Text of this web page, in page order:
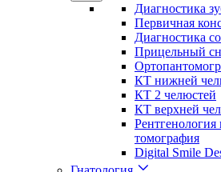
Диагностика
Первичная
Диагностика
Прицельный
КТ нижней
КТ 2 челюстей
КТ верхней
томография
Digital Smile